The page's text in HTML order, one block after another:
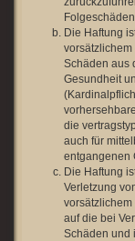
Die Haftung
Schäden aus
Gesundheit
die
auch für
entgangenen
Die Haftung
Verletzung
auf die bei
Schäden und